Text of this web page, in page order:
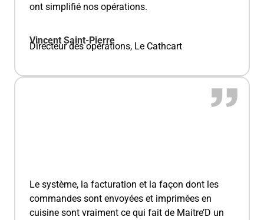
ont simplifié nos opérations.
Vincent Saint-Pierre
Directeur des opérations, Le Cathcart
Le système, la facturation et la façon dont les
commandes sont envoyées et imprimées en
cuisine sont vraiment ce qui fait de Maitre’D un